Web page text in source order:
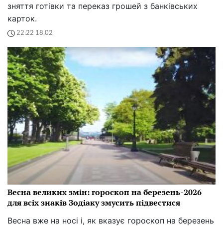
зняття готівки та переказ грошей з банківських
карток.
22:22 18.02
Весна великих змін: гороскоп на березень-2026
для всіх знаків Зодіаку змусить підвестися
Весна вже на носі і, як вказує гороскоп на березень